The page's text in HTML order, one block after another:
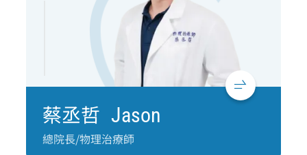
蔡丞哲 Jason
總院長/物理治療師